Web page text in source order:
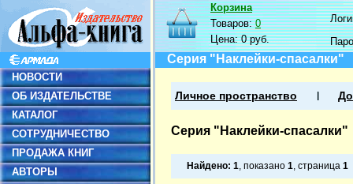
НОВОСТИ
ОБ ИЗДАТЕЛЬСТВЕ
КАТАЛОГ
СОТРУДНИЧЕСТВО
ПРОДАЖА КНИГ
АВТОРЫ
Корзина
Товаров:0
Цена:0 руб.
Серия "Наклейки-спасалки"
Личное пространство
Серия "Наклейки-спасалки"
Найдено: 1, показано 1, страница 1